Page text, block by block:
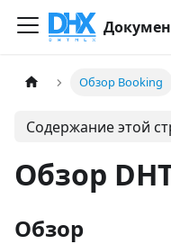
Обзор Booking
Содержание этой
Обзор
Обзор